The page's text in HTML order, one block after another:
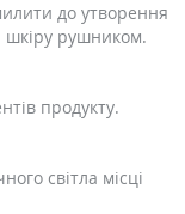
до утворення
шкіру рушником.
продукту.
світла місці